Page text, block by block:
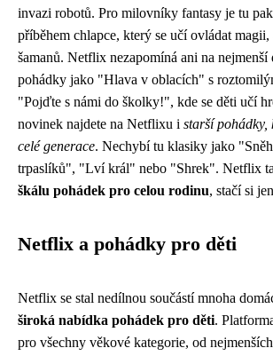
invazi robotů. Pro milovníky fantasy je tu
příběhem chlapce, který se učí ovládat magii,
šamanů. Netflix nezapomíná ani na
pohádky jako "Hlava v oblacích" s
"Pojďte s námi do školky!", kde se děti učí
novinek najdete na Netflixu i starší pohádky,
celé generace. Nechybí tu klasiky jako
trpaslíků", "Lví král" nebo "Shrek". Netflix
škálu pohádek pro celou rodinu, stačí si
Netflix a pohádky pro děti
Netflix se stal nedílnou součástí mnoha
široká nabídka pohádek pro děti.
pro všechny věkové kategorie, od